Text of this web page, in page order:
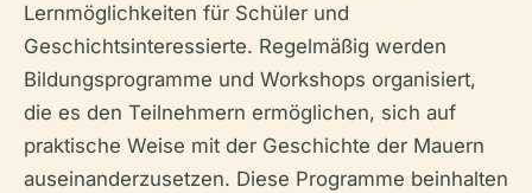
Lernmöglichkeiten für Schüler und
Geschichtsinteressierte. Regelmäßig werden
Bildungsprogramme und Workshops organisiert,
die es den Teilnehmern ermöglichen, sich auf
praktische Weise mit der Geschichte der Mauern
auseinanderzusetzen. Diese Programme beinhalten